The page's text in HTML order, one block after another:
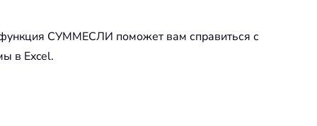
СУММЕСЛИ поможет вам справиться с
в Excel.